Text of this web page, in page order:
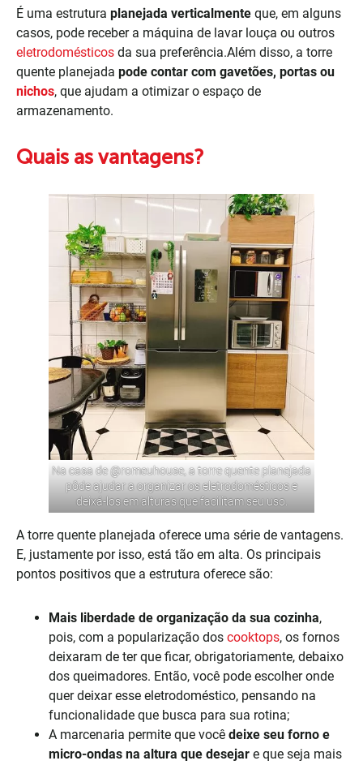
É uma estrutura planejada verticalmente que, em alguns
casos, pode receber a máquina de lavar louça ou outros
eletrodomésticos da sua preferência.Além disso, a torre
quente planejada pode contar com gavetões, portas ou
nichos, que ajudam a otimizar o espaço de
armazenamento.
Quais as vantagens?
Na casa de@romeuhouse, a torre quente planejada
pôde ajudar a organizar os eletrodomésticos e
deixá-los em alturas que facilitam seu uso.
A torre quente planejada oferece uma série de vantagens.
E, justamente por isso, está tão em alta. Os principais
pontos positivos que a estrutura oferece são:
Mais liberdade de organização da sua cozinha,
pois, com a popularização dos cooktops, os fornos
deixaram de ter que ficar, obrigatoriamente, debaixo
dos queimadores. Então, você pode escolher onde
quer deixar esse eletrodoméstico, pensando na
funcionalidade que busca para sua rotina;
A marcenaria permite que você deixe seu forno e
micro-ondas na altura que desejar e que seja mais